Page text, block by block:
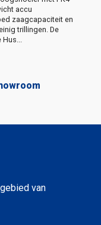
accu
zaagcapaciteit en
trillingen. De
van